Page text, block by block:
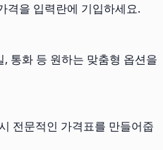
격을 입력란에 기입하세요.
통화 등 원하는 맞춤형 옵션을
전문적인 가격표를 만들어줍